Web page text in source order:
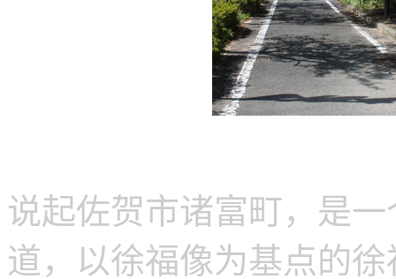
说起佐贺市诸富町，是
道，以徐福像为基点的